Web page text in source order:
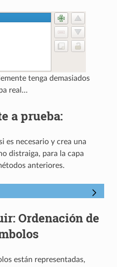
tenga demasiados
real…
a prueba:
es necesario y crea una
distraiga, para la capa
anteriores.
Ordenación de
están representadas,